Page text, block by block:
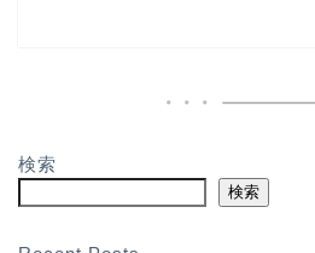
検索
検索